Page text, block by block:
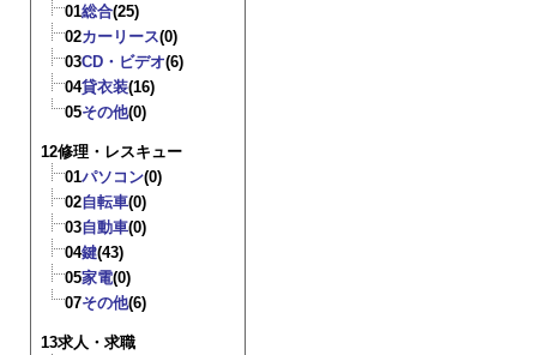
01総合(25)
02カーリース(0)
03CD・ビデオ(6)
04貸衣装(16)
05その他(0)
12修理・レスキュー
01パソコン(0)
02自転車(0)
03自動車(0)
04鍵(43)
05家電(0)
07その他(6)
13求人・求職